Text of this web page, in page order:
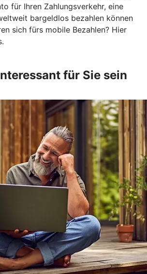
für Ihren Zahlungsverkehr, eine
bargeldlos bezahlen können
sich fürs mobile Bezahlen? Hier
für Sie sein